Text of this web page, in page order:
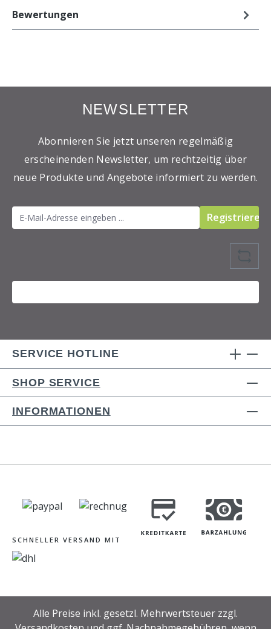
Bewertungen
NEWSLETTER
Abonnieren Sie jetzt unseren regelmäßig
erscheinenden Newsletter, um rechtzeitig über
neue Produkte und Angebote informiert zu werden.
Registrieren
SERVICE HOTLINE
SHOP SERVICE
INFORMATIONEN
SCHNELLER VERSAND MIT
Alle Preise inkl. gesetzl. Mehrwertsteuer zzgl.